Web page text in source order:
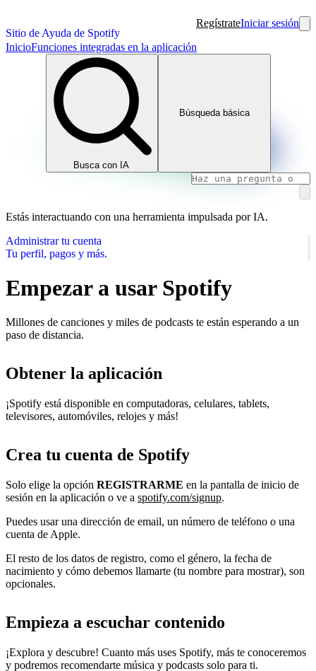
Sitio de Ayuda de Spotify
RegístrateIniciar sesión
InicioFunciones integradas en la aplicación
Busca con IA
Búsqueda básica
Estás interactuando con una herramienta impulsada por IA.
Administrar tu cuenta
Tu perfil, pagos y más.
Empezar a usar Spotify
Millones de canciones y miles de podcasts te están esperando a un
paso de distancia.
Obtener la aplicación
¡Spotify está disponible en computadoras, celulares, tablets,
televisores, automóviles, relojes y más!
Crea tu cuenta de Spotify
Solo elige la opción REGISTRARME en la pantalla de inicio de
sesión en la aplicación o ve a spotify.com/signup.
Puedes usar una dirección de email, un número de teléfono o una
cuenta de Apple.
El resto de los datos de registro, como el género, la fecha de
nacimiento y cómo debemos llamarte (tu nombre para mostrar), son
opcionales.
Empieza a escuchar contenido
¡Explora y descubre! Cuanto más uses Spotify, más te conoceremos
y podremos recomendarte música y podcasts solo para ti.